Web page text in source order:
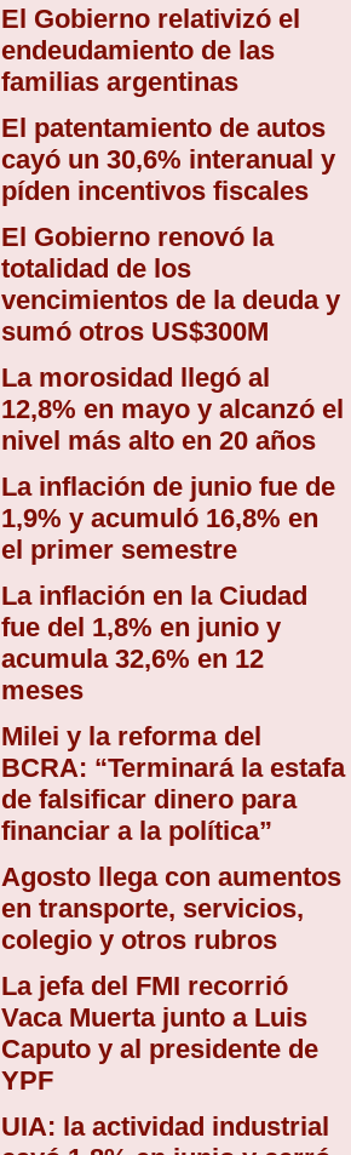
El Gobierno relativizó el
endeudamiento de las
familias argentinas
El patentamiento de autos
cayó un 30,6% interanual y
píden incentivos fiscales
El Gobierno renovó la
totalidad de los
vencimientos de la deuda y
sumó otros US$300M
La morosidad llegó al
12,8% en mayo y alcanzó el
nivel más alto en 20 años
La inflación de junio fue de
1,9% y acumuló 16,8% en
el primer semestre
La inflación en la Ciudad
fue del 1,8% en junio y
acumula 32,6% en 12
meses
Milei y la reforma del
BCRA: “Terminará la estafa
de falsificar dinero para
financiar a la política”
Agosto llega con aumentos
en transporte, servicios,
colegio y otros rubros
La jefa del FMI recorrió
Vaca Muerta junto a Luis
Caputo y al presidente de
YPF
UIA: la actividad industrial